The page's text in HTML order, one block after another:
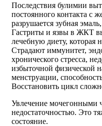
Последствия булимии
постоянного контакта с
разрушается зубная
Гастриты и язвы в ЖКТ
лечебную диету, которая
Страдают иммунитет,
хронического стресса,
избыточной физической
менструации,
Восстановить цикл
Увлечение мочегонными
недостаточностью. Это
состояние.